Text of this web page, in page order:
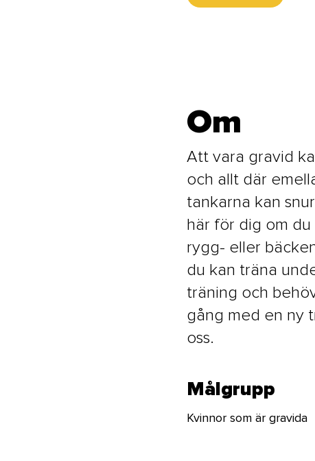
Om
Att vara gravid
och allt där
tankarna kan
här för dig om
rygg- eller
du kan träna
träning och
gång med en ny
oss.
Målgrupp
Kvinnor som är gravida